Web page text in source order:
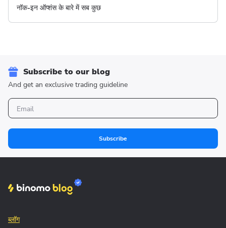
नॉक-इन ऑप्शंस के बारे में सब कुछ
Subscribe to our blog
And get an exclusive trading guideline
Subscribe
ब्लॉग